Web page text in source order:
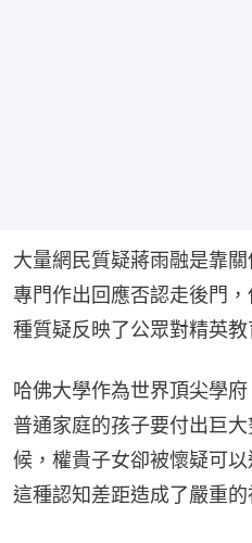
大量網民質疑蔣雨融是靠
專門作出回應否認走後門
種質疑反映了公眾對精英
哈佛大學作為世界頂尖學
普通家庭的孩子要付出巨
候，權貴子女卻被懷疑可
這種認知差距造成了嚴重的